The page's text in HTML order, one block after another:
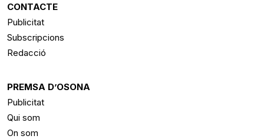
CONTACTE
Publicitat
Subscripcions
Redacció
PREMSA D’OSONA
Publicitat
Qui som
On som